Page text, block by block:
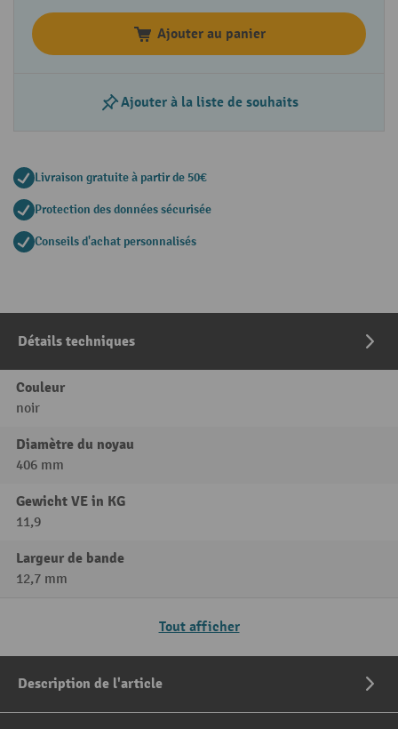
Ajouter au panier
Ajouter à la liste de souhaits
Livraison gratuite à partir de 50€
Protection des données sécurisée
Conseils d'achat personnalisés
Détails techniques
Couleur
noir
Diamètre du noyau
406 mm
Gewicht VE in KG
11,9
Largeur de bande
12,7 mm
Tout afficher
Description de l'article